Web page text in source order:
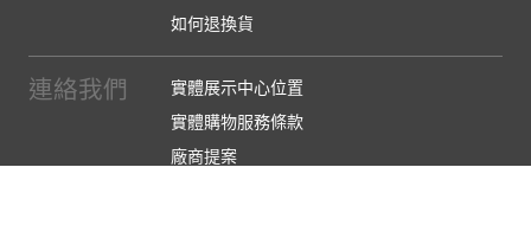
如何退換貨
連絡我們
實體展示中心位置
實體購物服務條款
廠商提案